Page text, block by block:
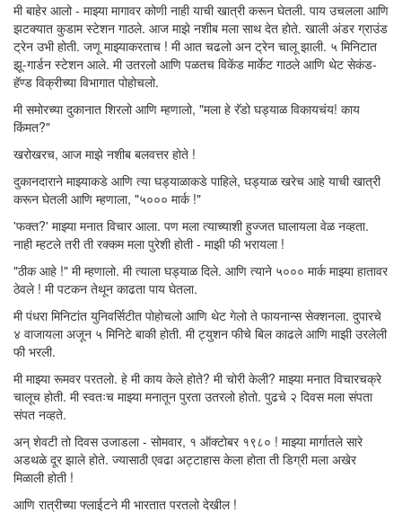
मी बाहेर आलो - माझ्या मागावर कोणी नाही याची खात्री करून घेतली. पाय उचलला आणि
झटक्यात कुडाम स्टेशन गाठले. आज माझे नशीब मला साथ देत होते. खाली अंडर ग्राउंड
ट्रेन उभी होती. जणू माझ्याकरताच ! मी आत चढलो अन ट्रेन चालू झाली. ५ मिनिटात
झू-गार्डन स्टेशन आले. मी उतरलो आणि पळतच विकेंड मार्केट गाठले आणि थेट सेकंड-
हॅण्ड विक्रीच्या विभागात पोहोचलो.
मी समोरच्या दुकानात शिरलो आणि म्हणालो, "मला हे रॅडो घड्याळ विकायचंय! काय
किंमत?"
खरोखरच, आज माझे नशीब बलवत्तर होते !
दुकानदाराने माझ्याकडे आणि त्या घड्याळाकडे पाहिले, घड्याळ खरेच आहे याची खात्री
करून घेतली आणि म्हणाला, "५००० मार्क !"
'फक्त?' माझ्या मनात विचार आला. पण मला त्याच्याशी हुज्जत घालायला वेळ नव्हता.
नाही म्हटले तरी ती रक्कम मला पुरेशी होती - माझी फी भरायला !
"ठीक आहे !" मी म्हणालो. मी त्याला घड्याळ दिले. आणि त्याने ५००० मार्क माझ्या हातावर
ठेवले ! मी पटकन तेथून काढता पाय घेतला.
मी पंधरा मिनिटांत युनिवर्सिटीत पोहोचलो आणि थेट गेलो ते फायनान्स सेक्शनला. दुपारचे
४ वाजायला अजून ५ मिनिटे बाकी होती. मी ट्युशन फीचे बिल काढले आणि माझी उरलेली
फी भरली.
मी माझ्या रूमवर परतलो. हे मी काय केले होते? मी चोरी केली? माझ्या मनात विचारचक्रे
चालूच होती. मी स्वतःच माझ्या मनातून पुरता उतरलो होतो. पुढचे २ दिवस मला संपता
संपत नव्हते.
अन् शेवटी तो दिवस उजाडला - सोमवार, १ ऑक्टोबर १९८० ! माझ्या मार्गातले सारे
अडथळे दूर झाले होते. ज्यासाठी एवढा अट्टाहास केला होता ती डिग्री मला अखेर
मिळाली होती !
आणि रात्रीच्या फ्लाईटने मी भारतात परतलो देखील !